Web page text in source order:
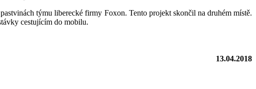
týmu liberecké firmy Foxon. Tento projekt skončil na druhém místě.
cestujícím do mobilu.
13.04.2018